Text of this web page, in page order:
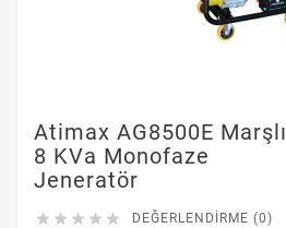
Atimax AG8500E Marşlı
8 KVa Monofaze
Jeneratör
     DEĞERLENDIRME (0)